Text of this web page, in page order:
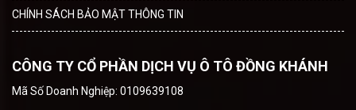
CHÍNH SÁCH BẢO MẬT THÔNG TIN
CÔNG TY CỔ PHẦN DỊCH VỤ Ô TÔ ĐỒNG KHÁNH
Mã Số Doanh Nghiệp: 0109639108